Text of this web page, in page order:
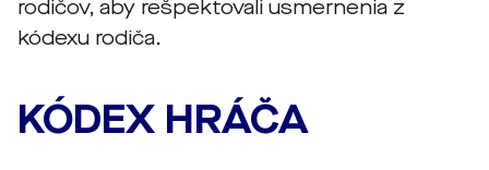
rodičov, aby rešpektovali usmernenia z
kódexu rodiča.
KÓDEX HRÁČA